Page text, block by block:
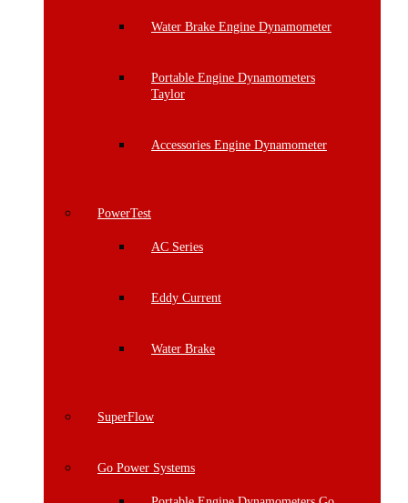
Water Brake Engine Dynamometer
Portable Engine Dynamometers
Taylor
Accessories Engine Dynamometer
PowerTest
AC Series
Eddy Current
Water Brake
SuperFlow
Go Power Systems